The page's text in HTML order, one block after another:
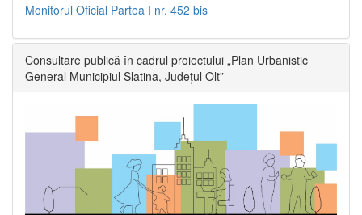
Monitorul Oficial Partea I nr. 452 bis
Consultare publică în cadrul proiectului „Plan Urbanistic
General Municipiul Slatina, Județul Olt”